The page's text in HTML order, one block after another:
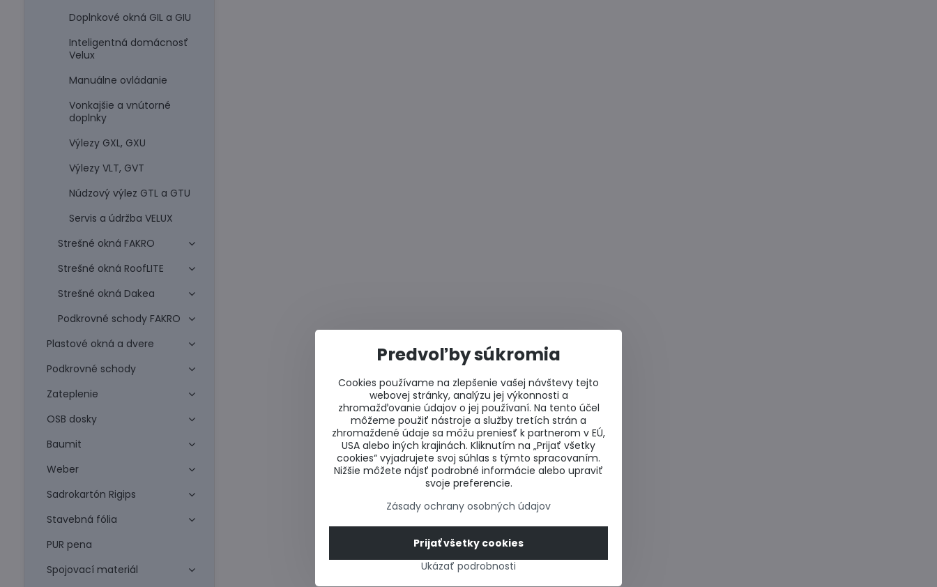
Doplnkové okná GIL a GIU
Inteligentná domácnosť
Velux
Manuálne ovládanie
Vonkajšie a vnútorné
doplnky
Výlezy GXL, GXU
Výlezy VLT, GVT
Núdzový výlez GTL a GTU
Servis a údržba VELUX
Strešné okná FAKRO
Strešné okná RoofLITE
Strešné okná Dakea
Podkrovné schody FAKRO
Plastové okná a dvere
Podkrovné schody
Zateplenie
OSB dosky
Baumit
Weber
Sadrokartón Rigips
Stavebná fólia
PUR pena
Spojovací materiál
Predvoľby súkromia
Cookies používame na zlepšenie vašej návštevy tejto
webovej stránky, analýzu jej výkonnosti a
zhromažďovanie údajov o jej používaní. Na tento účel
môžeme použiť nástroje a služby tretích strán a
zhromaždené údaje sa môžu preniesť k partnerom v EÚ,
USA alebo iných krajinách. Kliknutím na „Prijať všetky
cookies“ vyjadrujete svoj súhlas s týmto spracovaním.
Nižšie môžete nájsť podrobné informácie alebo upraviť
svoje preferencie.
Zásady ochrany osobných údajov
Ukázať podrobnosti
Prijať všetky cookies